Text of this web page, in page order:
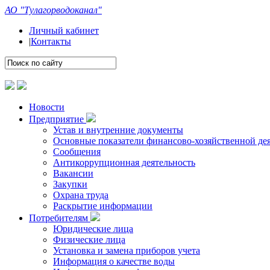
АО "Тулагорводоканал"
Личный кабинет
|Контакты
Новости
Предприятие
Устав и внутренние документы
Основные показатели финансово-хозяйственной
Сообщения
Антикоррупционная деятельность
Вакансии
Закупки
Охрана труда
Раскрытие информации
Потребителям
Юридические лица
Физические лица
Установка и замена приборов учета
Информация о качестве воды